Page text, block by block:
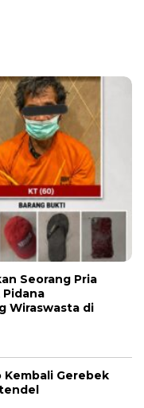
Seorang Pria
Wiraswasta di
Kembali Gerebek